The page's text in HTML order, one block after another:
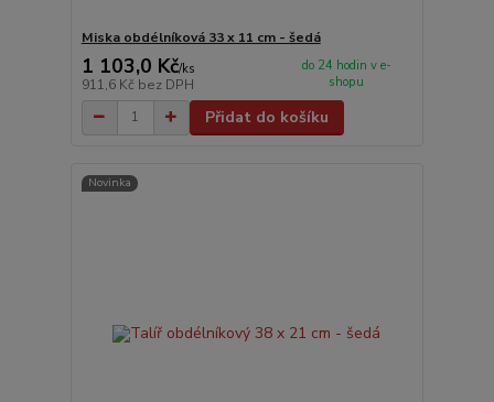
Miska obdélníková 33 x 11 cm - šedá
1 103,0 Kč/ks
911,6 Kč bez DPH
do 24 hodin v e-
shopu
Přidat do košíku
Novinka